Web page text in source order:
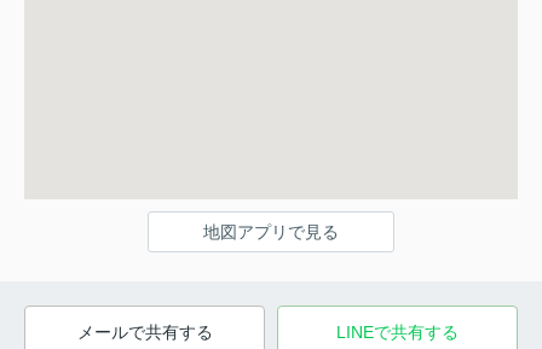
地図アプリで見る
メールで共有する LINEで共有する